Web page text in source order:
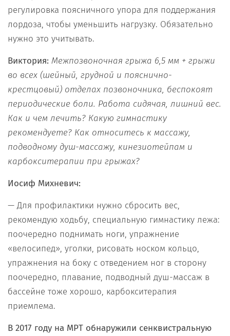
регулировка поясничного упора для поддержания
лордоза, чтобы уменьшить нагрузку. Обязательно
нужно это учитывать.
Виктория: Межпозвоночная грыжа 6,5 мм + грыжи
во всех (шейный, грудной и пояснично-
крестцовый) отделах позвоночника, беспокоят
периодические боли. Работа сидячая, лишний вес.
Как и чем лечить? Какую гимнастику
рекомендуете? Как относитесь к массажу,
подводному душ-массажу, кинезиотейпам и
карбокситерапии при грыжах?
Иосиф Михневич:
— Для профилактики нужно сбросить вес,
рекомендую ходьбу, специальную гимнастику лежа:
поочередно поднимать ноги, упражнение
«велосипед», уголки, рисовать носком кольцо,
упражнения на боку с отведением ног в сторону
поочередно, плавание, подводный душ-массаж в
бассейне тоже хорошо, карбокситерапия
приемлема.
В 2017 году на МРТ обнаружили сенквистральную